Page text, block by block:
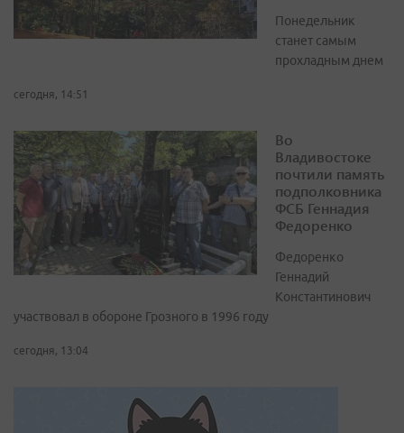
Понедельник
станет самым
прохладным днем
сегодня, 14:51
Во
Владивостоке
почтили память
подполковника
ФСБ Геннадия
Федоренко
Федоренко
Геннадий
Константинович
участвовал в обороне Грозного в 1996 году
сегодня, 13:04